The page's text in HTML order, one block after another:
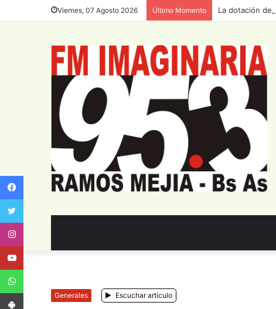
Viernes, 07 Agosto 2026 Último Momento La dotación de
Generales Escuchar artículo
Facebook
App Android